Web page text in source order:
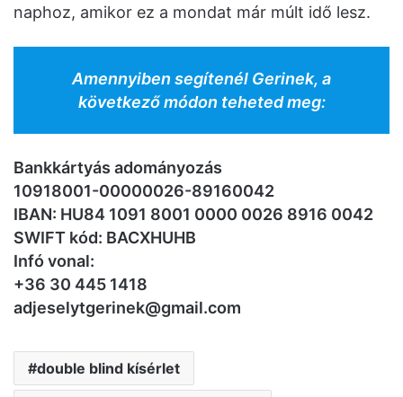
naphoz, amikor ez a mondat már múlt idő lesz.
Amennyiben segítenél Gerinek, a
következő módon teheted meg:
Bankkártyás adományozás
10918001-00000026-89160042
IBAN: HU84 1091 8001 0000 0026 8916 0042
SWIFT kód: BACXHUHB
Infó vonal:
+36 30 445 1418
adjeselytgerinek@gmail.com
double blind kísérlet